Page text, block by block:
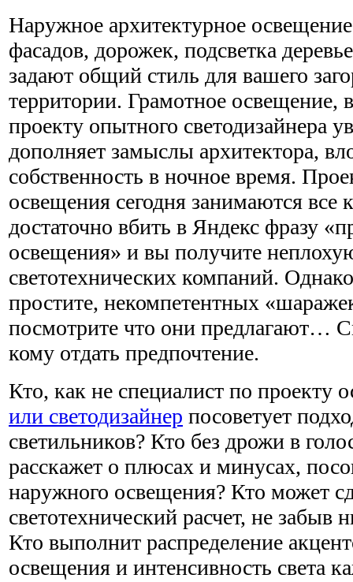
Наружное архитектурное
фасадов, дорожек, подсветка
задают общий стиль для вашего
территории. Грамотное освещение,
проекту опытного светодизайнера
дополняет замыслы архитектора,
собственность в ночное время.
освещения сегодня занимаются все
достаточно вбить в Яндекс фразу
освещения» и вы получите
светотехнических компаний.
простите, некомпетентных
посмотрите что они предлагают…
кому отдать предпочтение.
Кто, как не специалист по проекту
или светодизайнер посоветует
светильников? Кто без дрожи в
расскажет о плюсах и минусах,
наружного освещения? Кто может
светотехнический расчет, не забыв
Кто выполнит распределение
освещения и интенсивность света